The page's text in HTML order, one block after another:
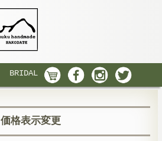
BRIDAL
価格表示変更